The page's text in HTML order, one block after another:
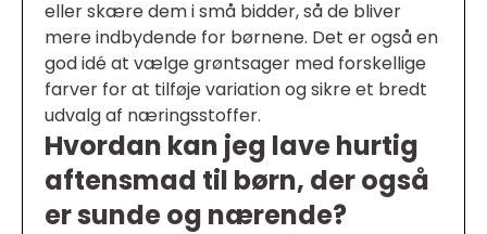
eller skære dem i små bidder, så de bliver
mere indbydende for børnene. Det er også en
god idé at vælge grøntsager med forskellige
farver for at tilføje variation og sikre et bredt
udvalg af næringsstoffer.
Hvordan kan jeg lave hurtig
aftensmad til børn, der også
er sunde og nærende?